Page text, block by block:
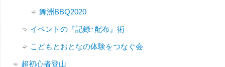
舞洲BBQ2020
イベントの『記録･配布』術
こどもとおとなの体験をつなぐ会
超初心者登山